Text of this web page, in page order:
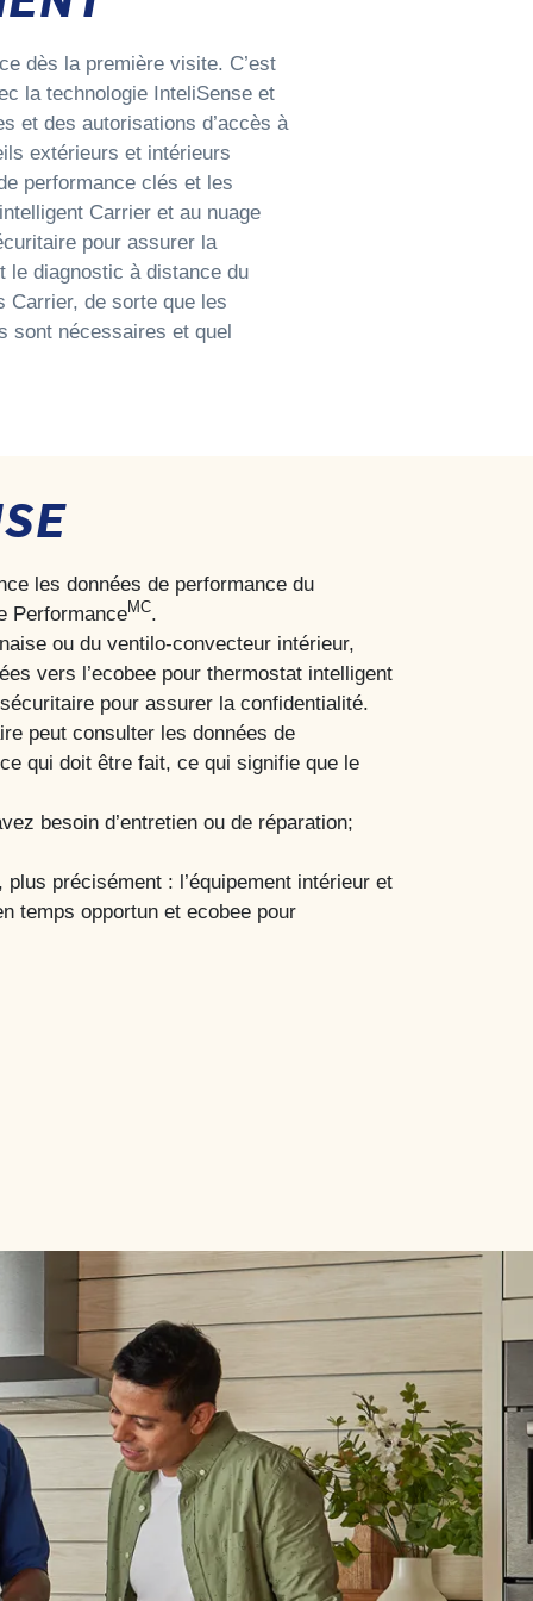
dès la première visite. C’est
la technologie InteliSense et
et des autorisations d’accès à
extérieurs et intérieurs
performance clés et les
Carrier et au nuage
pour assurer la
le diagnostic à distance du
Carrier, de sorte que les
sont nécessaires et quel
les données de performance du
PerformanceMC.
ou du ventilo-convecteur intérieur,
vers l’ecobee pour thermostat intelligent
pour assurer la confidentialité.
peut consulter les données de
qui doit être fait, ce qui signifie que le
besoin d’entretien ou de réparation;
précisément : l’équipement intérieur et
temps opportun et ecobee pour